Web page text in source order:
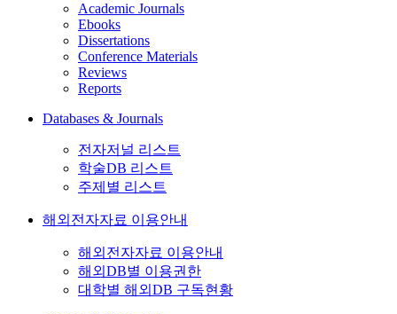
Academic Journals
Ebooks
Dissertations
Conference Materials
Reviews
Reports
Databases & Journals
전자저널 리스트
학술DB 리스트
주제별 리스트
해외전자자료 이용안내
해외전자자료 이용안내
해외DB별 이용권한
대학별 해외DB 구독현황